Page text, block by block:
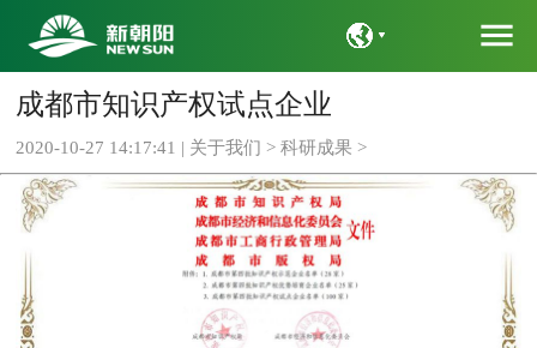
menu
成都市知识产权试点企业
2020-10-27 14:17:41 | 关于我们 > 科研成果 >